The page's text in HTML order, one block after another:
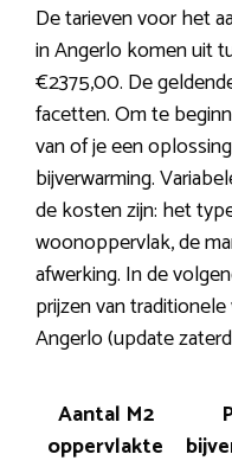
De tarieven voor het
in Angerlo komen uit
€2375,00. De
facetten. Om te
van of je een
bijverwarming.
de kosten zijn: het
woonoppervlak, de
afwerking. In de
prijzen van
Angerlo (update
Aantal M2
oppervlakte